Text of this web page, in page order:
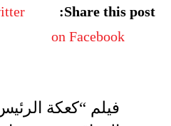
Share this post:
on Facebook
فيلم “كعكة